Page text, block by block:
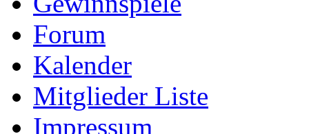
Forum
Kalender
Mitglieder Liste
Impressum